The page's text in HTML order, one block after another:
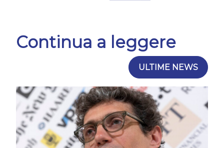
Continua a leggere
ULTIME NEWS